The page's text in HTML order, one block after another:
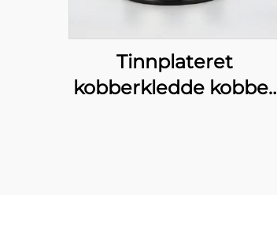
Tinnplateret
kobberkledde kobber